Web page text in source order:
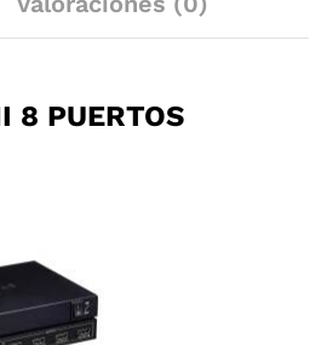
8 PUERTOS